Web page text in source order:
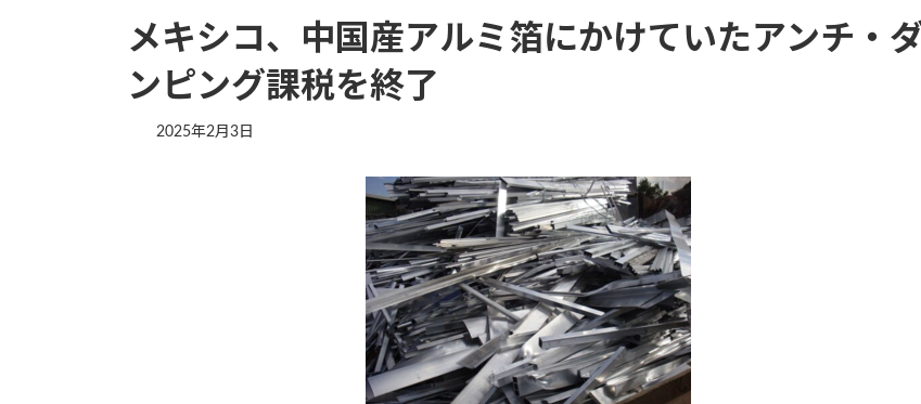
メキシコ、中国産アルミ箔にかけていたアンチ・ダ
ンピング課税を終了
2025年2月3日